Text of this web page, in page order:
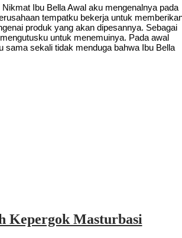
Ibu Bella Awal aku mengenalnya pada
tempatku bekerja untuk
produk yang akan dipesannya. Sebagai
untuk menemuinya. Pada awal
sama sekali tidak menduga bahwa Ibu Bella
Kepergok Masturbasi